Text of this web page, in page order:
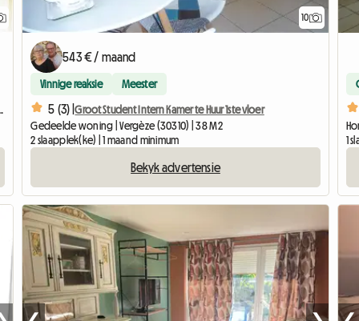
Sa Terrasse -
10
543 € / maand
Vinnige reaksie Meester
5 (3) |Groot Student Intern Kamer te Huur 1ste vloer
Gedeelde woning | Vergèze (30310) | 38 M2
2 slaapplek(ke) | 1 maand minimum
Bekyk advertensie
1